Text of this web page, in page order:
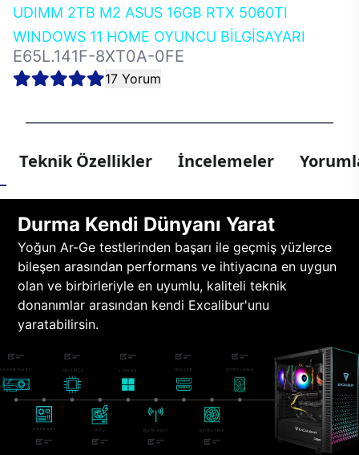
UDIMM 2TB M2 ASUS 16GB RTX 5060TI
WINDOWS 11 HOME OYUNCU BİLGİSAYARI
E65L.141F-8XT0A-0FE
17 Yorum
Teknik Özellikler İncelemeler
Durma Kendi Dünyanı Yarat
Yoğun Ar-Ge testlerinden başarı ile geçmiş yüzlerce
bileşen arasından performans ve ihtiyacına en uygun
olan ve birbirleriyle en uyumlu, kaliteli teknik
donanımlar arasından kendi Excalibur'unu
yaratabilirsin.